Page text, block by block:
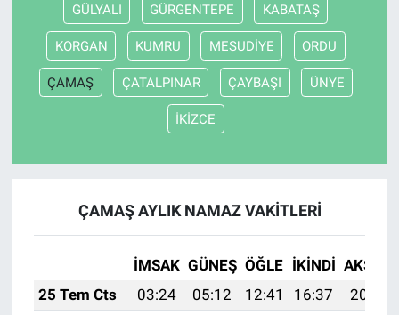
GÜLYALI GÜRGENTEPE KABATAŞ
KORGAN KUMRU MESUDİYE ORDU
ÇAMAŞ ÇATALPINAR ÇAYBAŞI ÜNYE
İKİZCE
ÇAMAŞ AYLIK NAMAZ VAKITLERI
İMSAK GÜNEŞ ÖĞLE İKINDI AKŞAM
25 Tem Cts
03:24 05:12 12:41 16:37
20:01